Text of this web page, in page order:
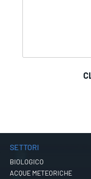
SETTORI
BIOLOGICO
ACQUE METEORICHE